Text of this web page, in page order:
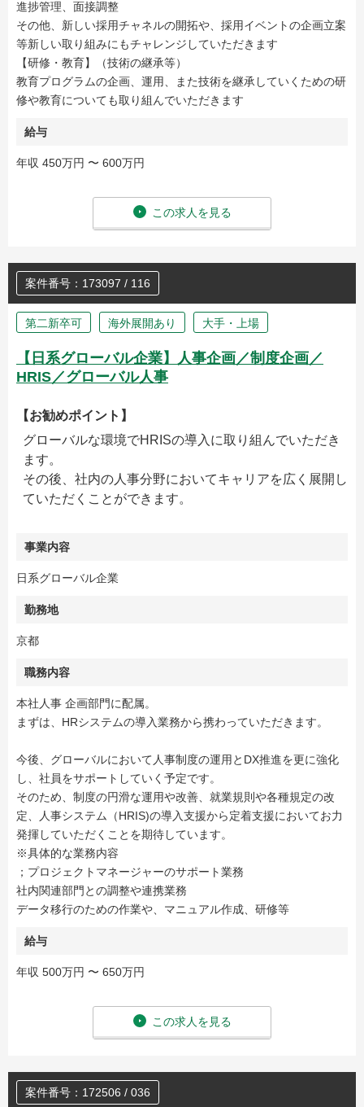
進捗管理、面接調整
その他、新しい採用チャネルの開拓や、採用イベントの企画立案
等新しい取り組みにもチャレンジしていただきます
【研修・教育】（技術の継承等）
教育プログラムの企画、運用、また技術を継承していくための研
修や教育についても取り組んでいただきます
給与
年収 450万円 〜 600万円
この求人を見る
案件番号：173097 / 116
第二新卒可 海外展開あり 大手・上場
【日系グローバル企業】人事企画／制度企画／
HRIS／グローバル人事
【お勧めポイント】
グローバルな環境でHRISの導入に取り組んでいただき
ます。
その後、社内の人事分野においてキャリアを広く展開し
ていただくことができます。
事業内容
日系グローバル企業
勤務地
京都
職務内容
本社人事 企画部門に配属。
まずは、HRシステムの導入業務から携わっていただきます。
今後、グローバルにおいて人事制度の運用とDX推進を更に強化
し、社員をサポートしていく予定です。
そのため、制度の円滑な運用や改善、就業規則や各種規定の改
定、人事システム（HRIS)の導入支援から定着支援においてお力
発揮していただくことを期待しています。
※具体的な業務内容
；プロジェクトマネージャーのサポート業務
社内関連部門との調整や連携業務
データ移行のための作業や、マニュアル作成、研修等
給与
年収 500万円 〜 650万円
この求人を見る
案件番号：172506 / 036